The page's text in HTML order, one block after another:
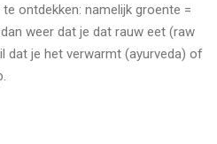
ontdekken: namelijk groente =
weer dat je dat rauw eet (raw
dat je het verwarmt (ayurveda) of